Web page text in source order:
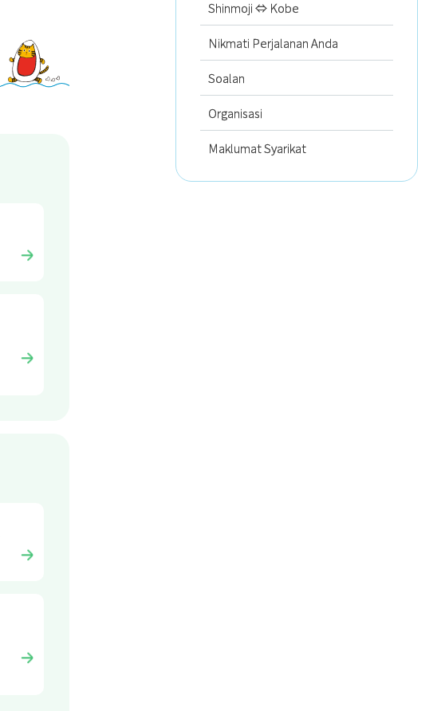
Shinmoji ⇔ Kobe
Nikmati Perjalanan Anda
Soalan
Organisasi
Maklumat Syarikat